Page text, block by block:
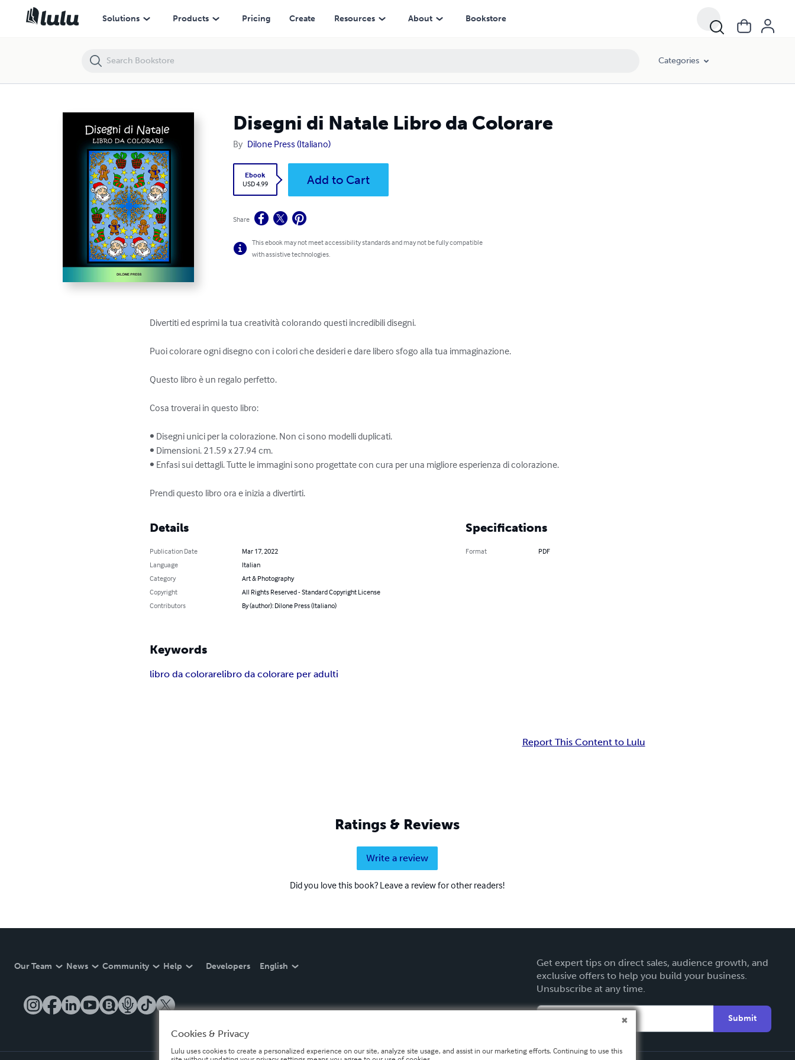
Solutions Products Pricing Create Resources About Bookstore
Categories
Disegni di Natale Libro da Colorare
By Dilone Press (Italiano)
Ebook
USD 4.99
Add to Cart
Share
This ebook may not meet accessibility standards and may not be fully compatible
with assistive technologies.
Divertiti ed esprimi la tua creatività colorando questi incredibili disegni.
Puoi colorare ogni disegno con i colori che desideri e dare libero sfogo alla tua immaginazione.
Questo libro è un regalo perfetto.
Cosa troverai in questo libro:
• Disegni unici per la colorazione. Non ci sono modelli duplicati.
• Dimensioni. 21.59 x 27.94 cm.
• Enfasi sui dettagli. Tutte le immagini sono progettate con cura per una migliore esperienza di colorazione.
Prendi questo libro ora e inizia a divertirti.
Details
Publication Date
Mar 17, 2022
Language
Italian
Category
Art & Photography
Copyright
All Rights Reserved - Standard Copyright License
Contributors
By (author): Dilone Press (Italiano)
Specifications
Format PDF
Keywords
libro da colorarelibro da colorare per adulti
Report This Content to Lulu
Ratings & Reviews
Write a review
Did you love this book? Leave a review for other readers!
Our Team News Community Help Developers English
Get expert tips on direct sales, audience growth, and
exclusive offers to help you build your business.
Unsubscribe at any time.
Submit
Disegni di Natale Libro da Colorare
Cookies & Privacy
Lulu uses cookies to create a personalized experience on our site, analyze site usage, and assist in our marketing efforts. Continuing to use this